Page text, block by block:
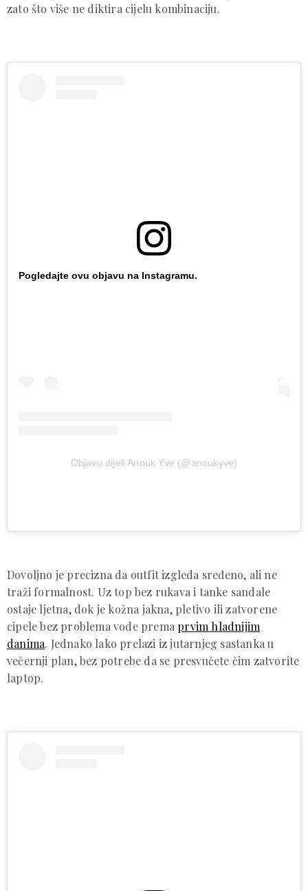
zato što više ne diktira cijelu kombinaciju.
Pogledajte ovu objavu na Instagramu.
Objavu dijeli Anouk Yve (@anoukyve)
Dovoljno je precizna da outfit izgleda sređeno, ali ne
traži formalnost. Uz top bez rukava i tanke sandale
ostaje ljetna, dok je kožna jakna, pletivo ili zatvorene
cipele bez problema vode prema prvim hladnijim
danima. Jednako lako prelazi iz jutarnjeg sastanka u
večernji plan, bez potrebe da se presvučete čim zatvorite
laptop.